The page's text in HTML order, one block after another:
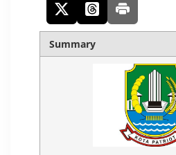
Summary